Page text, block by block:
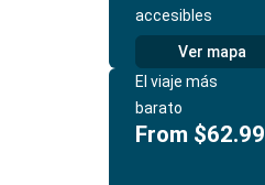
accesibles
Ver mapa
El viaje más
barato
From $62.99